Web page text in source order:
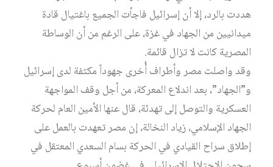
هددت بالرد، إلا أن إسرائيل فاجأت الجميع باغتيال قادة
ميدانيين من الجهاد في غزة، على الرغم من أن الوساطة
المصرية كانت لا تزال قائمة.
وقد واصلت مصر وأطراف أُخرى جهوداً مكثفة لدى إسرائيل
و”الجهاد”، بعد اندلاع المعركة، من أجل وقف المواجهة
العسكرية والتوصل إلى تهدئة، قال عنها الأمين العام لحركة
الجهاد الإسلامي، زياد النخالة، إن مصر تعهدت بالعمل على
إطلاق سراح القيادي في الحركة بسام السعدي المعتقل في